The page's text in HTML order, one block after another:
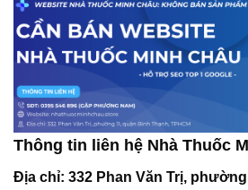
Thông tin liên hệ Nhà Thuốc
Địa chỉ: 332 Phan Văn Trị,